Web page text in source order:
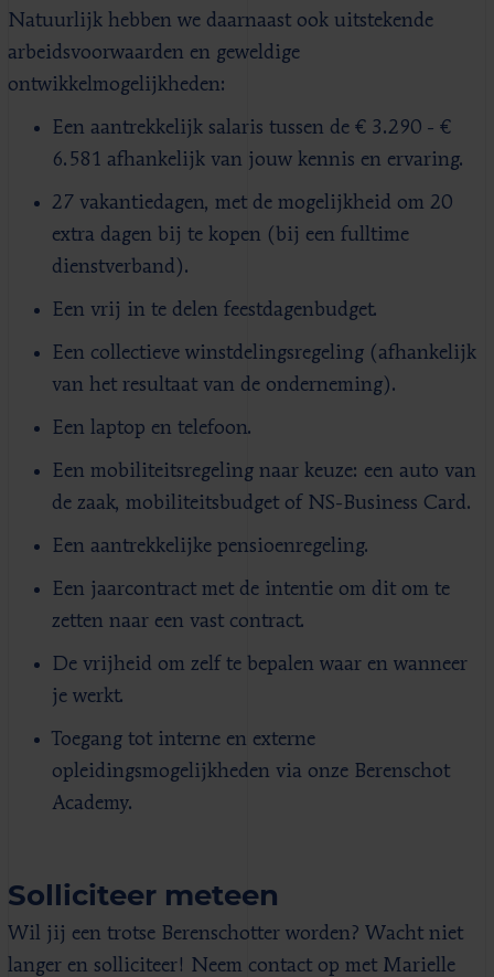
Natuurlijk hebben we daarnaast ook uitstekende
arbeidsvoorwaarden en geweldige
ontwikkelmogelijkheden:
Een aantrekkelijk salaris tussen de € 3.290 - €
6.581 afhankelijk van jouw kennis en ervaring.
27 vakantiedagen, met de mogelijkheid om 20
extra dagen bij te kopen (bij een fulltime
dienstverband).
Een vrij in te delen feestdagenbudget.
Een collectieve winstdelingsregeling (afhankelijk
van het resultaat van de onderneming).
Een laptop en telefoon.
Een mobiliteitsregeling naar keuze: een auto van
de zaak, mobiliteitsbudget of NS-Business Card.
Een aantrekkelijke pensioenregeling.
Een jaarcontract met de intentie om dit om te
zetten naar een vast contract.
De vrijheid om zelf te bepalen waar en wanneer
je werkt.
Toegang tot interne en externe
opleidingsmogelijkheden via onze Berenschot
Academy.
Solliciteer meteen
Wil jij een trotse Berenschotter worden? Wacht niet
langer en solliciteer! Neem contact op met Marielle